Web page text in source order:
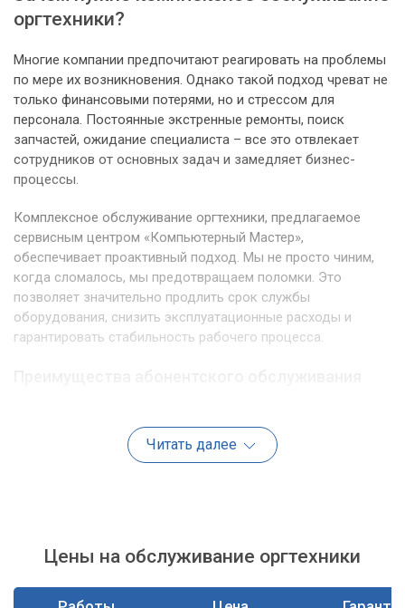
оргтехники?
Многие компании предпочитают реагировать на проблемы
по мере их возникновения. Однако такой подход чреват не
только финансовыми потерями, но и стрессом для
персонала. Постоянные экстренные ремонты, поиск
запчастей, ожидание специалиста – все это отвлекает
сотрудников от основных задач и замедляет бизнес-
процессы.
Комплексное обслуживание оргтехники, предлагаемое
сервисным центром «Компьютерный Мастер»,
обеспечивает проактивный подход. Мы не просто чиним,
когда сломалось, мы предотвращаем поломки. Это
позволяет значительно продлить срок службы
оборудования, снизить эксплуатационные расходы и
гарантировать стабильность рабочего процесса.
«Компьютерном Мастере», вы получаете ряд неоспоримых
Минимизация простоев.Регулярные
реагирование на проблемы значительно сокращают
Читать далее
Цены на обслуживание оргтехники